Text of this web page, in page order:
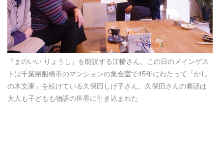
『まのいい りょうし』を朗読する江幡さん。この日のメインゲス
トは千葉県船橋市のマンションの集会室で45年にわたって「かし
の木文庫」を続けている久保田しげ子さん。久保田さんの素話は
大人も子どもも物語の世界に引き込まれた